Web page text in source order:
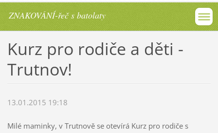
ZNAKOVÁNÍ-řeč s batolaty
Kurz pro rodiče a děti -
Trutnov!
13.01.2015 19:18
Milé maminky, v Trutnově se otevírá Kurz pro rodiče s